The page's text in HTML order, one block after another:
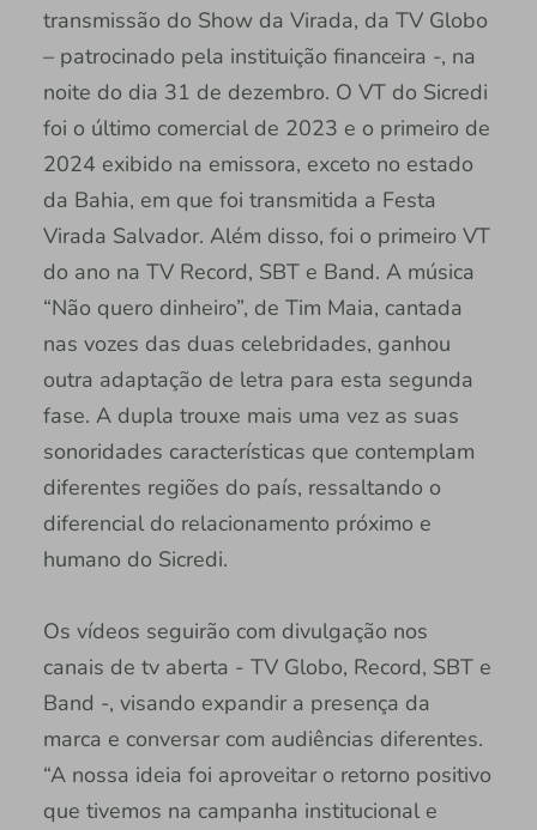
transmissão do Show da Virada, da TV Globo
– patrocinado pela instituição financeira -, na
noite do dia 31 de dezembro. O VT do Sicredi
foi o último comercial de 2023 e o primeiro de
2024 exibido na emissora, exceto no estado
da Bahia, em que foi transmitida a Festa
Virada Salvador. Além disso, foi o primeiro VT
do ano na TV Record, SBT e Band. A música
“Não quero dinheiro”, de Tim Maia, cantada
nas vozes das duas celebridades, ganhou
outra adaptação de letra para esta segunda
fase. A dupla trouxe mais uma vez as suas
sonoridades características que contemplam
diferentes regiões do país, ressaltando o
diferencial do relacionamento próximo e
humano do Sicredi.
Os vídeos seguirão com divulgação nos
canais de tv aberta - TV Globo, Record, SBT e
Band -, visando expandir a presença da
marca e conversar com audiências diferentes.
“A nossa ideia foi aproveitar o retorno positivo
que tivemos na campanha institucional e